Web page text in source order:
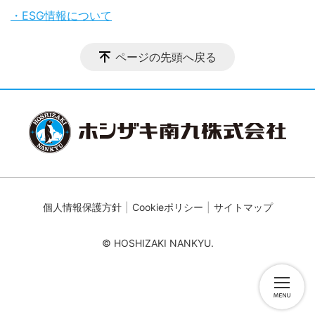
・ESG情報について
ページの先頭へ戻る
個人情報保護方針 Cookieポリシー サイトマップ
© HOSHIZAKI NANKYU.